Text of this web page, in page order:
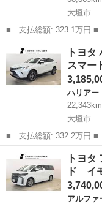
大垣市
■ 支払総額: 323.1万円 ■ 車両本体価格： 3,100,000 円 ■ メーカ
ー名： トヨタ ■ 車種
０ｖ電源スマートキーＬ
電動リヤ...
岐阜 プリ
トヨ
スマ
ハリアー
22,343km
大垣市
■ 支払総額: 332.2万円 ■ 車両本体価格： 3,185,000 円 ■ メーカ
ー名： トヨタ ■ 車種
カメラ 自動追従 スマ
装置 メ...
岐阜 ハリ
トヨ
ド イ
アルファ